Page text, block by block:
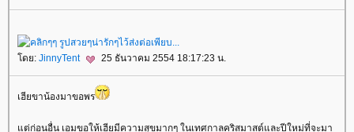
ดย: JinnyTent 25 ธันวาคม 2554 18:17:23 น.
เฮียขาน้องมาขอพร
ต่ก่อนอื่น เอมขอให้เฮียมีความสุขมากๆ ในเทศกาลคริสมาสต์และปีใหม่ที่จะมา